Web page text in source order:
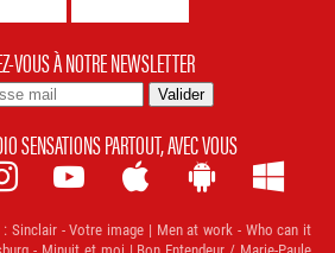
VOUS À NOTRE NEWSLETTER
SENSATIONS PARTOUT, AVEC VOUS
   
: Sinclair - Votre image | Men at work - Who can it